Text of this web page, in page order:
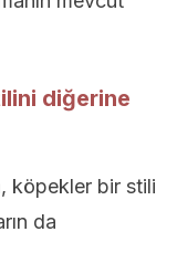
diğerine
köpekler bir stili
da